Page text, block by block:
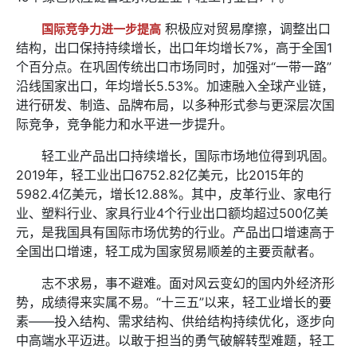
国际竞争力进一步提高 积极应对贸易摩擦，调整出口
结构，出口保持持续增长，出口年均增长7%，高于全国1
个百分点。在巩固传统出口市场同时，加强对“一带一路”
沿线国家出口，年均增长5.53%。加速融入全球产业链，
进行研发、制造、品牌布局，以多种形式参与更深层次国
际竞争，竞争能力和水平进一步提升。
轻工业产品出口持续增长，国际市场地位得到巩固。
2019年，轻工业出口6752.82亿美元，比2015年的
5982.4亿美元，增长12.88%。其中，皮革行业、家电行
业、塑料行业、家具行业4个行业出口额均超过500亿美
元，是我国具有国际市场优势的行业。产品出口增速高于
全国出口增速，轻工成为国家贸易顺差的主要贡献者。
志不求易，事不避难。面对风云变幻的国内外经济形
势，成绩得来实属不易。“十三五”以来，轻工业增长的要
素——投入结构、需求结构、供给结构持续优化，逐步向
中高端水平迈进。以敢于担当的勇气破解转型难题，轻工